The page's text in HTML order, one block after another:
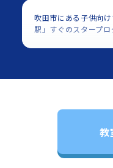
吹田市にある子供向
駅」すぐのスタープ
室の紹介ページです
「北千里駅」すぐの
（Scratch）を習い事
ております。教室の
教